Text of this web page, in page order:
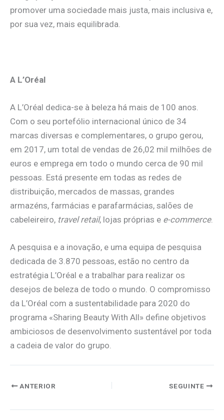
promover uma sociedade mais justa, mais inclusiva e,
por sua vez, mais equilibrada.
A L’Oréal
A L’Oréal dedica-se à beleza há mais de 100 anos.
Com o seu portefólio internacional único de 34
marcas diversas e complementares, o grupo gerou,
em 2017, um total de vendas de 26,02 mil milhões de
euros e emprega em todo o mundo cerca de 90 mil
pessoas. Está presente em todas as redes de
distribuição, mercados de massas, grandes
armazéns, farmácias e parafarmácias, salões de
cabeleireiro, travel retail, lojas próprias e e-commerce.
A pesquisa e a inovação, e uma equipa de pesquisa
dedicada de 3.870 pessoas, estão no centro da
estratégia L’Oréal e a trabalhar para realizar os
desejos de beleza de todo o mundo. O compromisso
da L’Oréal com a sustentabilidade para 2020 do
programa «Sharing Beauty With All» define objetivos
ambiciosos de desenvolvimento sustentável por toda
a cadeia de valor do grupo.
ANTERIOR SEGUINTE